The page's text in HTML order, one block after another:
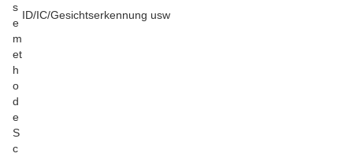
s
e
m
et
h
o
d
e
ID/IC/Gesichtserkennung usw
S
c